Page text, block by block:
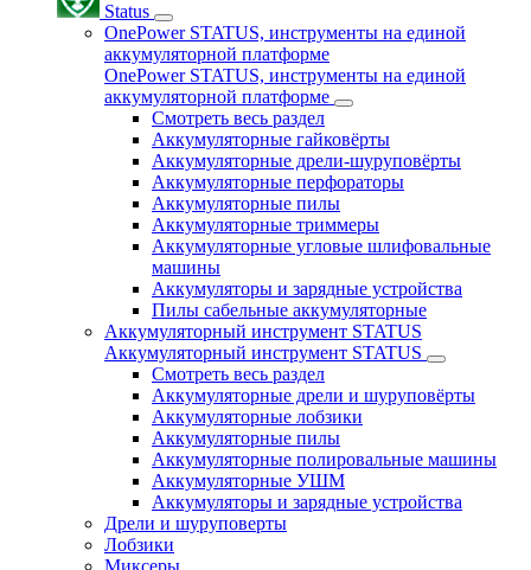
Status
OnePower STATUS, инструменты на единой
аккумуляторной платформе
OnePower STATUS, инструменты на единой
аккумуляторной платформе
Смотреть весь раздел
Аккумуляторные гайковёрты
Аккумуляторные дрели-шуруповёрты
Аккумуляторные перфораторы
Аккумуляторные пилы
Аккумуляторные триммеры
Аккумуляторные угловые шлифовальные
машины
Аккумуляторы и зарядные устройства
Пилы сабельные аккумуляторные
Аккумуляторный инструмент STATUS
Аккумуляторный инструмент STATUS
Смотреть весь раздел
Аккумуляторные дрели и шуруповёрты
Аккумуляторные лобзики
Аккумуляторные пилы
Аккумуляторные полировальные машины
Аккумуляторные УШМ
Аккумуляторы и зарядные устройства
Дрели и шуруповерты
Лобзики
Миксеры